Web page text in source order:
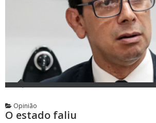
Opinião
O estado faliu